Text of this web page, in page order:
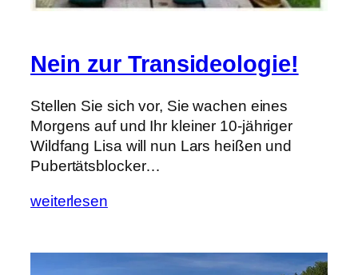
Nein zur Transideologie!
Stellen Sie sich vor, Sie wachen eines
Morgens auf und Ihr kleiner 10-jähriger
Wildfang Lisa will nun Lars heißen und
Pubertätsblocker…
weiterlesen